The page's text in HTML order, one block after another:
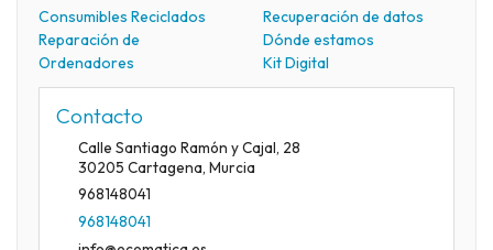
Consumibles Reciclados
Recuperación de datos
Reparación de
Ordenadores
Dónde estamos
Kit Digital
Contacto
Calle Santiago Ramón y Cajal, 28
30205 Cartagena, Murcia
968148041
968148041